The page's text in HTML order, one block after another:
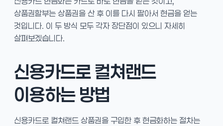
상품권할부는 상품권을 산 후 이를 다시 팔아서 현금을 얻는
것입니다. 이 두 방식 모두 각자 장단점이 있으니 자세히
살펴보겠습니다.
신용카드로 컬쳐랜드
이용하는 방법
신용카드로 컬쳐랜드 상품권을 구입한 후 현금화하는 절차는